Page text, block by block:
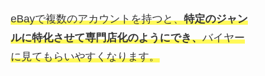
eBayで複数のアカウントを持つと、特定のジャン
ルに特化させて専門店化のようにでき、バイヤー
に見てもらいやすくなります。